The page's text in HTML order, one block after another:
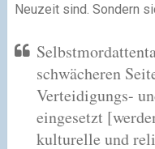
Neuzeit sind. Sondern
schwächeren
Verteidigungs-
eingesetzt
kulturelle und